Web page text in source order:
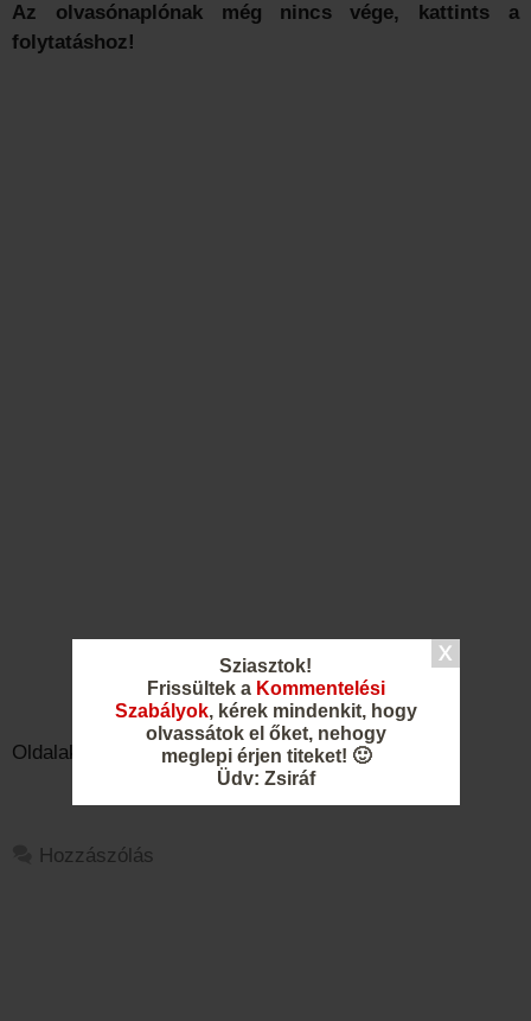
Sziasztok!
Frissültek a Kommentelési
Szabályok, kérek mindenkit, hogy
olvassátok el őket, nehogy
meglepi érjen titeket! 🙂
Üdv: Zsiráf
Az olvasónaplónak még nincs vége, kattints a
folytatáshoz!
Oldalak: 5 6 7 8 9 10
Hozzászólás